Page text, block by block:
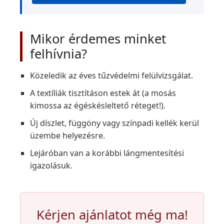
Mikor érdemes minket
felhívnia?
Közeledik az éves tűzvédelmi felülvizsgálat.
A textíliák tisztításon estek át (a mosás
kimossa az égéskésleltető réteget!).
Új díszlet, függöny vagy színpadi kellék kerül
üzembe helyezésre.
Lejáróban van a korábbi lángmentesítési
igazolásuk.
Kérjen ajánlatot még ma!